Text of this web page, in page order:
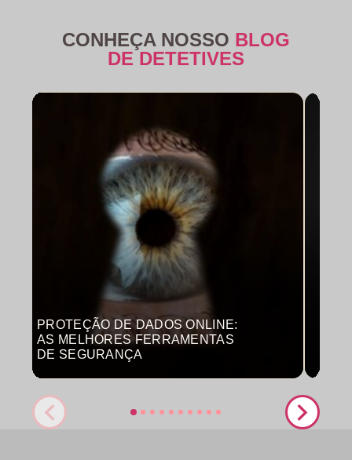
CONHEÇA NOSSO BLOG
DE DETETIVES
PROTEÇÃO DE DADOS ONLINE:
AS MELHORES FERRAMENTAS
DE SEGURANÇA